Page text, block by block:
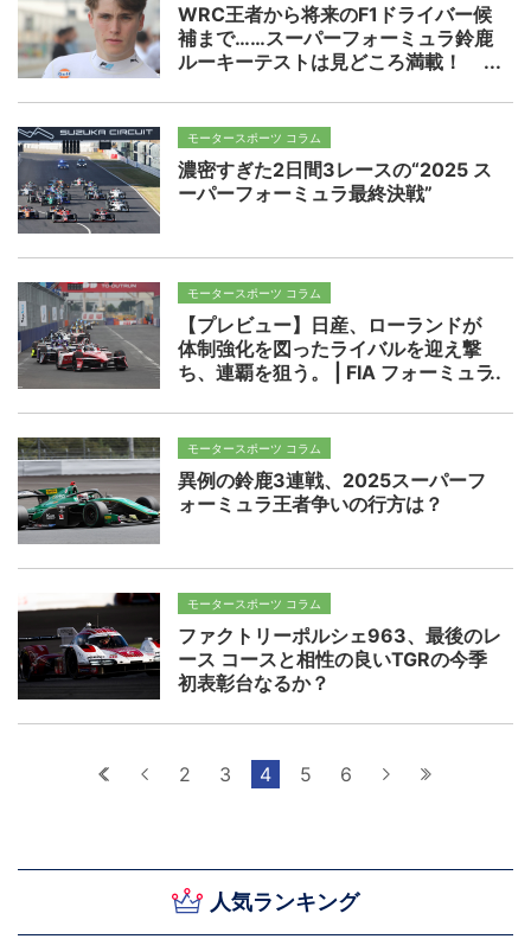
人気ランキング
WRC王者から将来のF1ドライバー候
補まで……スーパーフォーミュラ鈴鹿
ルーキーテストは見どころ満載！
モータースポーツ コラム
濃密すぎた2日間3レースの“2025 ス
ーパーフォーミュラ最終決戦”
モータースポーツ コラム
【プレビュー】日産、ローランドが
体制強化を図ったライバルを迎え撃
ち、連覇を狙う。 | FIA フォーミュラ
ウロ
モータースポーツ コラム
異例の鈴鹿3連戦、2025スーパーフ
ォーミュラ王者争いの行方は？
モータースポーツ コラム
ファクトリーポルシェ963、最後のレ
ース コースと相性の良いTGRの今季
初表彰台なるか？
最初へ前へ
2 3 4 5 6 次へ